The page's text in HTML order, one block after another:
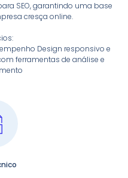
SEO, garantindo uma base
cresça online.
Design responsivo e
ferramentas de análise e